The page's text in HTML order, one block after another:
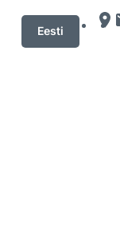
Eesti